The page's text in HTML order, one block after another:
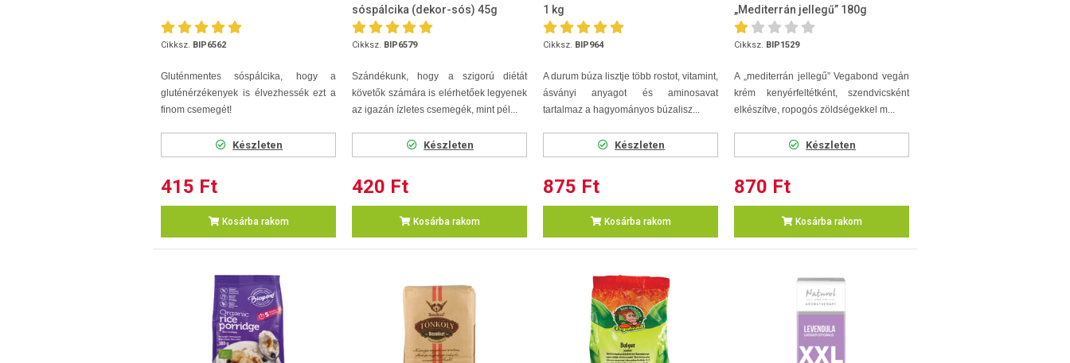
Cikksz. BIP6562
Gluténmentes sóspálcika, hogy a
gluténérzékenyek is élvezhessék ezt a
finom csemegét!
Készleten
415 Ft
Kosárba rakom
sóspálcika (dekor-sós) 45g
Cikksz. BIP6579
Szándékunk, hogy a szigorú diétát
követők számára is elérhetőek legyenek
az igazán ízletes csemegék, mint pél...
Készleten
420 Ft
Kosárba rakom
1 kg
Cikksz. BIP964
A durum búza lisztje több rostot, vitamint,
ásványi anyagot és aminosavat
tartalmaz a hagyományos búzalisz...
Készleten
875 Ft
Kosárba rakom
„Mediterrán jellegű” 180g
Cikksz. BIP1529
A „mediterrán jellegű” Vegabond vegán
krém kenyérfeltétként, szendvicsként
elkészítve, ropogós zöldségekkel m...
Készleten
870 Ft
Kosárba rakom